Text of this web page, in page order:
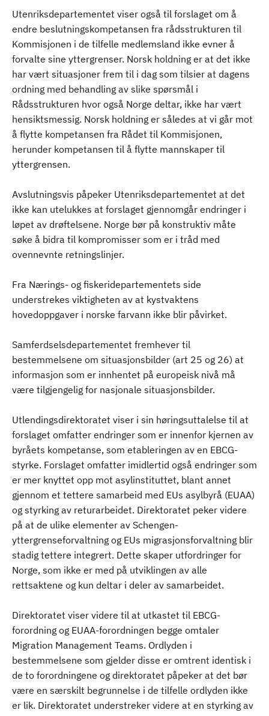
Utenriksdepartementet viser også til forslaget om å
endre beslutningskompetansen fra rådsstrukturen til
Kommisjonen i de tilfelle medlemsland ikke evner å
forvalte sine yttergrenser. Norsk holdning er at det ikke
har vært situasjoner frem til i dag som tilsier at dagens
ordning med behandling av slike spørsmål i
Rådsstrukturen hvor også Norge deltar, ikke har vært
hensiktsmessig. Norsk holdning er således at vi går mot
å flytte kompetansen fra Rådet til Kommisjonen,
herunder kompetansen til å flytte mannskaper til
yttergrensen.
Avslutningsvis påpeker Utenriksdepartementet at det
ikke kan utelukkes at forslaget gjennomgår endringer i
løpet av drøftelsene. Norge bør på konstruktiv måte
søke å bidra til kompromisser som er i tråd med
ovennevnte retningslinjer.
Fra Nærings- og fiskeridepartementets side
understrekes viktigheten av at kystvaktens
hovedoppgaver i norske farvann ikke blir påvirket.
Samferdselsdepartementet fremhever til
bestemmelsene om situasjonsbilder (art 25 og 26) at
informasjon som er innhentet på europeisk nivå må
være tilgjengelig for nasjonale situasjonsbilder.
Utlendingsdirektoratet viser i sin høringsuttalelse til at
forslaget omfatter endringer som er innenfor kjernen av
byråets kompetanse, som etableringen av en EBCG-
styrke. Forslaget omfatter imidlertid også endringer som
er mer knyttet opp mot asylinstituttet, blant annet
gjennom et tettere samarbeid med EUs asylbyrå (EUAA)
og styrking av returarbeidet. Direktoratet peker videre
på at de ulike elementer av Schengen-
yttergrenseforvaltning og EUs migrasjonsforvaltning blir
stadig tettere integrert. Dette skaper utfordringer for
Norge, som ikke er med på utviklingen av alle
rettsaktene og kun deltar i deler av samarbeidet.
Direktoratet viser videre til at utkastet til EBCG-
forordning og EUAA-forordningen begge omtaler
Migration Management Teams. Ordlyden i
bestemmelsene som gjelder disse er omtrent identisk i
de to forordningene og direktoratet påpeker at det bør
være en særskilt begrunnelse i de tilfelle ordlyden ikke
er lik. Direktoratet understreker videre at en styrking av